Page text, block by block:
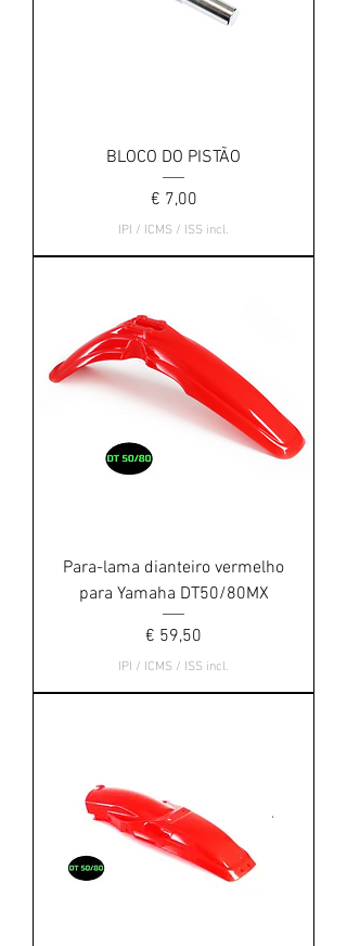
BLOCO DO PISTÃO
Preço
€ 7,00
IPI / ICMS / ISS incl.
Para-lama dianteiro vermelho
para Yamaha DT50/80MX
Preço
€ 59,50
IPI / ICMS / ISS incl.